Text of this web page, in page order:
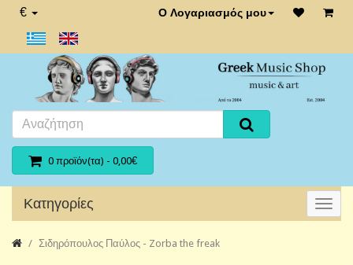
€ Ο Λογαριασμός μου
0 προϊόν(τα) - 0,00€
Κατηγορίες
Σιδηρόπουλος Παύλος - Zorba the freak